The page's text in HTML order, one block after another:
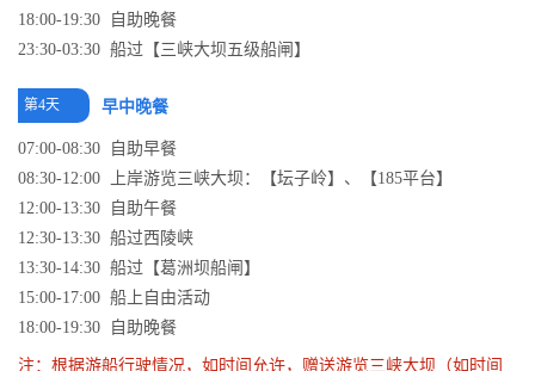
18:00-19:30 自助晚餐
23:30-03:30 船过【三峡大坝五级船闸】
第4天 早中晚餐
07:00-08:30 自助早餐
08:30-12:00 上岸游览三峡大坝：【坛子岭】、【185平台】
12:00-13:30 自助午餐
12:30-13:30 船过西陵峡
13:30-14:30 船过【葛洲坝船闸】
15:00-17:00 船上自由活动
18:00-19:30 自助晚餐
注：根据游船行驶情况，如时间允许，赠送游览三峡大坝（如时间